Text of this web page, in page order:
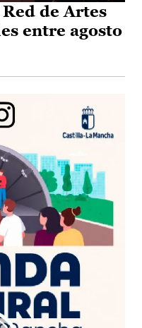
de Artes
entre agosto